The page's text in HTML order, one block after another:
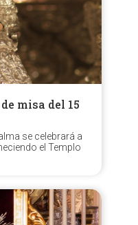
misa del 15
se celebrará a
el Templo